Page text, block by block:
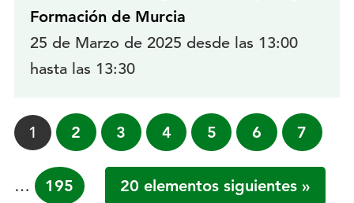
Formación de Murcia
25 de Marzo de 2025 desde las 13:00
hasta las 13:30
Página
1 Página
2 Página
3 Página
4 Página
5 Página
6 Página
7
… Página
195 20 elementos siguientes »